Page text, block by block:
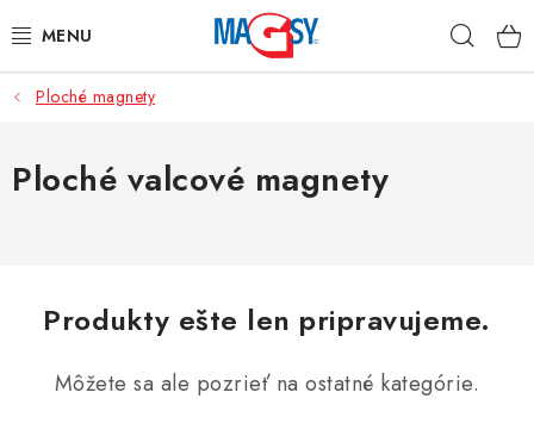
na
HLAVNÉ KATEGÓRIE
MAGNETICKÉ POMÔCKY
Ploché magnety
Ploché valcové magnety
Produkty ešte len pripravujeme.
Môžete sa ale pozrieť na ostatné kategórie.